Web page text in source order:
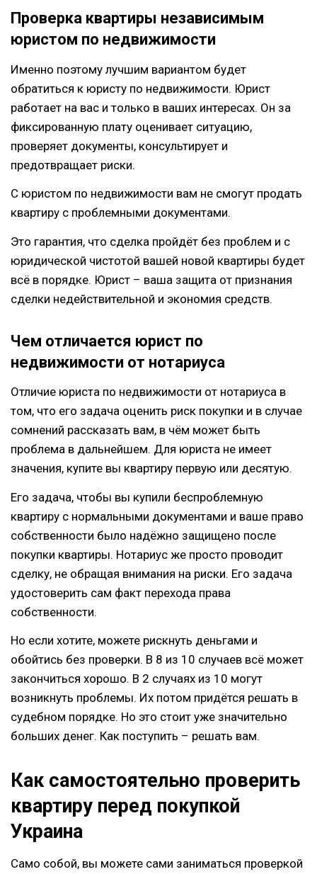
Проверка квартиры независимым
юристом по недвижимости
Именно поэтому лучшим вариантом будет
обратиться к юристу по недвижимости. Юрист
работает на вас и только в ваших интересах. Он за
фиксированную плату оценивает ситуацию,
проверяет документы, консультирует и
предотвращает риски.
С юристом по недвижимости вам не смогут продать
квартиру с проблемными документами.
Это гарантия, что сделка пройдёт без проблем и с
юридической чистотой вашей новой квартиры будет
всё в порядке. Юрист – ваша защита от признания
сделки недействительной и экономия средств.
Чем отличается юрист по
недвижимости от нотариуса
Отличие юриста по недвижимости от нотариуса в
том, что его задача оценить риск покупки и в случае
сомнений рассказать вам, в чём может быть
проблема в дальнейшем. Для юриста не имеет
значения, купите вы квартиру первую или десятую.
Его задача, чтобы вы купили беспроблемную
квартиру с нормальными документами и ваше право
собственности было надёжно защищено после
покупки квартиры. Нотариус же просто проводит
сделку, не обращая внимания на риски. Его задача
удостоверить сам факт перехода права
собственности.
Но если хотите, можете рискнуть деньгами и
обойтись без проверки. В 8 из 10 случаев всё может
закончиться хорошо. В 2 случаях из 10 могут
возникнуть проблемы. Их потом придётся решать в
судебном порядке. Но это стоит уже значительно
больших денег. Как поступить – решать вам.
Как самостоятельно проверить
квартиру перед покупкой
Украина
Само собой, вы можете сами заниматься проверкой